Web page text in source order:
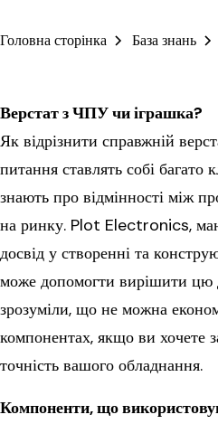
Головна сторінка База знань
Верстат з ЧПУ чи іграшка?
Як відрізнити справжній
питання ставлять собі багато
знають про відмінності між
на ринку. Plot Electronics,
досвід у створенні та
може допомогти вирішити цю
зрозуміли, що не можна
компонентах, якщо ви хочете
точність вашого обладнання.
Компоненти, що